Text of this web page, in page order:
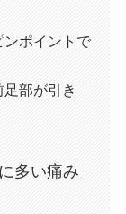
ンポイントで
部が引き
多い痛み